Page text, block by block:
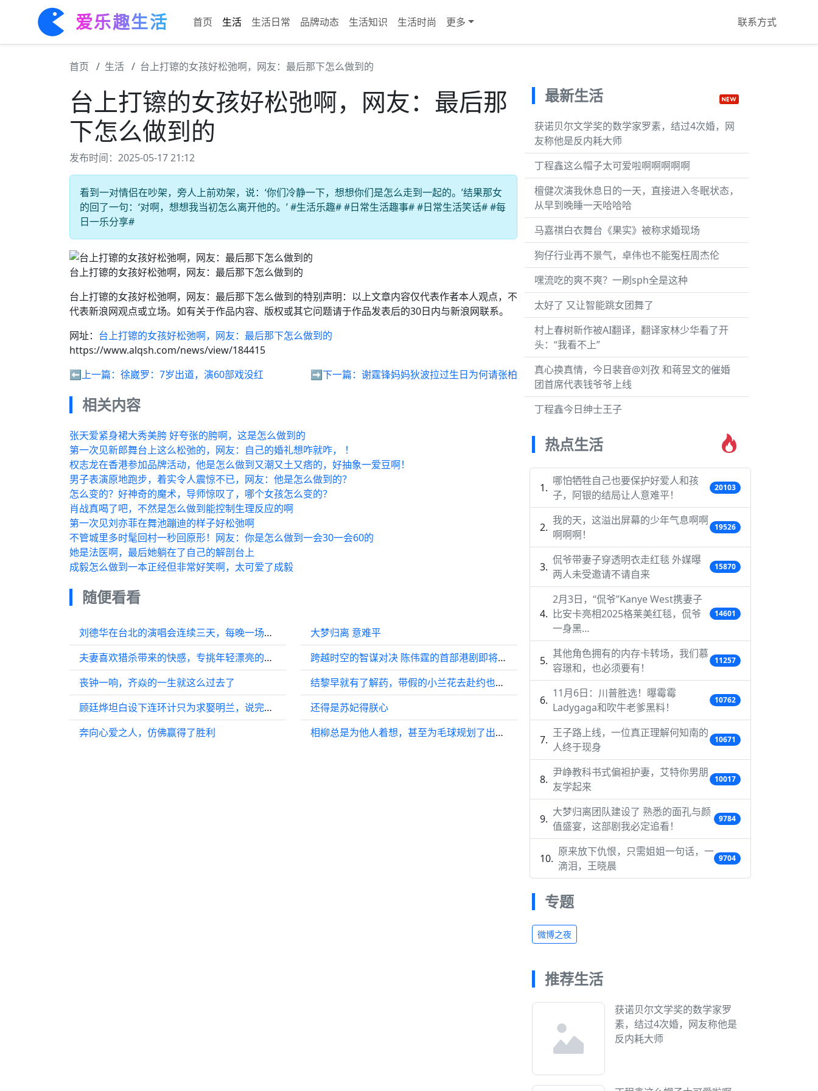
爱乐趣生活 首页 生活 生活日常 品牌动态 生活知识 生活时尚 更多 联系方式
首页 生活 台上打镲的女孩好松弛啊，网友：最后那下怎么做到的
台上打镲的女孩好松弛啊，网友：最后那
下怎么做到的
发布时间：2025-05-17 21:12
看到一对情侣在吵架，旁人上前劝架，说：‘你们冷静一下，想想你们是怎么走到一起的。’结果那女
的回了一句：‘对啊，想想我当初怎么离开他的。’ #生活乐趣# #日常生活趣事# #日常生活笑话# #每
日一乐分享#
台上打镲的女孩好松弛啊，网友：最后那下怎么做到的
台上打镲的女孩好松弛啊，网友：最后那下怎么做到的特别声明：以上文章内容仅代表作者本人观点，不
代表新浪网观点或立场。如有关于作品内容、版权或其它问题请于作品发表后的30日内与新浪网联系。
网址： 台上打镲的女孩好松弛啊，网友：最后那下怎么做到的
https://www.alqsh.com/news/view/184415
⬅️上一篇： 徐崴罗：7岁出道，演60部戏没红 ➡️下一篇： 谢霆锋妈妈狄波拉过生日为何请张柏
相关内容
张天爱紧身裙大秀美胯 好夸张的胯啊，这是怎么做到的
第一次见新郎舞台上这么松弛的，网友：自己的婚礼想咋就咋， ！
权志龙在香港参加品牌活动，他是怎么做到又潮又土又痞的，好抽象一爱豆啊！
男子表演原地跑步，着实令人震惊不已，网友：他是怎么做到的？
怎么变的？好神奇的魔术，导师惊叹了，哪个女孩怎么变的？
肖战真喝了吧，不然是怎么做到能控制生理反应的啊
第一次见刘亦菲在舞池蹦迪的样子好松弛啊
不管城里多时髦回村一秒回原形！网友：你是怎么做到一会30一会60的
她是法医啊，最后她躺在了自己的解剖台上
成毅怎么做到一本正经但非常好笑啊，太可爱了成毅
随便看看
刘德华在台北的演唱会连续三天，每晚一场，郭台铭的妻子曾馨莹亲临现场支持…
夫妻喜欢猎杀带来的快感，专挑年轻漂亮的女孩下手
丧钟一响，齐焱的一生就这么过去了
顾廷烨坦白设下连环计只为求娶明兰，说完把媳妇吓跑了
奔向心爱之人，仿佛赢得了胜利
大梦归离 意难平
跨越时空的智谋对决 陈伟霆的首部港剧即将登场！
结黎早就有了解药，带假的小兰花去赴约也是她与小兰花的计谋
还得是苏妃得朕心
相柳总是为他人着想，甚至为毛球规划了出路，却从未给自己留下机会
最新生活
获诺贝尔文学奖的数学家罗素，结过4次婚，网
友称他是反内耗大师
丁程鑫这么帽子太可爱啦啊啊啊啊啊
檀健次演我休息日的一天，直接进入冬眠状态，
从早到晚睡一天哈哈哈
马嘉祺白衣舞台《果实》被称求婚现场
狗仔行业再不景气，卓伟也不能冤枉周杰伦
嘿流吃的爽不爽？一刷sph全是这种
太好了 又让智能跳女团舞了
村上春树新作被AI翻译，翻译家林少华看了开
头：“我看不上”
真心换真情，今日裴音@刘孜 和蒋昱文的催婚
团首席代表钱爷爷上线
丁程鑫今日绅士王子
热点生活
哪怕牺牲自己也要保护好爱人和孩
子，阿银的结局让人意难平！
20103
我的天，这溢出屏幕的少年气息啊啊
啊啊啊！
19526
侃爷带妻子穿透明衣走红毯 外媒曝
两人未受邀请不请自来
15870
2月3日，“侃爷”Kanye West携妻子
比安卡亮相2025格莱美红毯，侃爷
一身黑…
14601
其他角色拥有的内存卡转场，我们慕
容璟和，也必须要有！
11257
11月6日：川普胜选！曝霉霉
Ladygaga和吹牛老爹黑料！
10762
王子路上线，一位真正理解何知南的
人终于现身
10671
尹峥教科书式偏袒护妻，艾特你男朋
友学起来
10017
大梦归离团队建设了 熟悉的面孔与颜
值盛宴，这部剧我必定追看！
9784
原来放下仇恨，只需姐姐一句话，一
滴泪，王晓晨
9704
专题
微博之夜
推荐生活
获诺贝尔文学奖的数学家罗
素，结过4次婚，网友称他是
反内耗大师